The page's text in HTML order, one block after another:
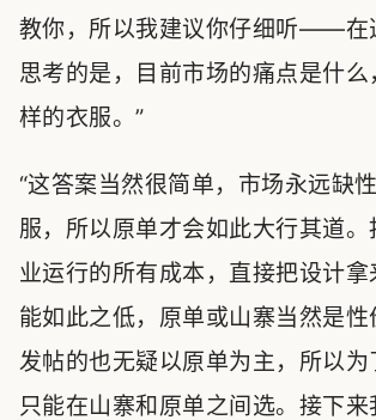
教你，所以我建议你仔细听——在
思考的是，目前市场的痛点是什
样的衣服。”
“这答案当然很简单，市场永远缺
服，所以原单才会如此大行其道
业运行的所有成本，直接把设计
能如此之低，原单或山寨当然是
发帖的也无疑以原单为主，所以为
只能在山寨和原单之间选。接下